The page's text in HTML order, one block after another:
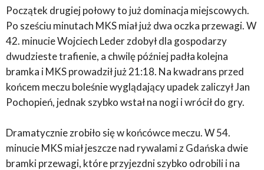
Początek drugiej połowy to już dominacja miejscowych.
Po sześciu minutach MKS miał już dwa oczka przewagi. W
42. minucie Wojciech Leder zdobył dla gospodarzy
dwudzieste trafienie, a chwilę później padła kolejna
bramka i MKS prowadził już 21:18. Na kwadrans przed
końcem meczu boleśnie wyglądający upadek zaliczył Jan
Pochopień, jednak szybko wstał na nogi i wrócił do gry.
Dramatycznie zrobiło się w końcówce meczu. W 54.
minucie MKS miał jeszcze nad rywalami z Gdańska dwie
bramki przewagi, które przyjezdni szybko odrobili i na